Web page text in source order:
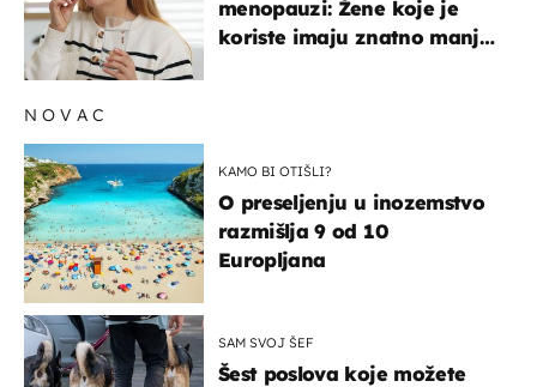
menopauzi: Žene koje je
koriste imaju znatno manji
NOVAC
KAMO BI OTIŠLI?
O preseljenju u inozemstvo
razmišlja 9 od 10
Europljana
SAM SVOJ ŠEF
Šest poslova koje možete